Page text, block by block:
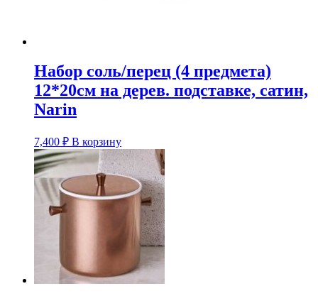
Набор соль/перец (4 предмета)
12*20см на дерев. подставке, сатин,
Narin
7,400 ₽ В корзину